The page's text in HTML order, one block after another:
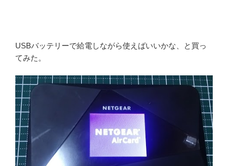
USBバッテリーで給電しながら使えばいいかな、と買っ
てみた。